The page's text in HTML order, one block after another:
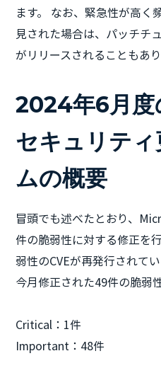
ます。 なお、緊急性が高く
見された場合は、パッチチ
がリリースされることもあり
2024年6月
セキュリテ
ムの概要
冒頭でも述べたとおり、
件の脆弱性に対する修正を
弱性のCVEが再発行されてい
今月修正された49件の脆弱
Critical：1件
Important：48件